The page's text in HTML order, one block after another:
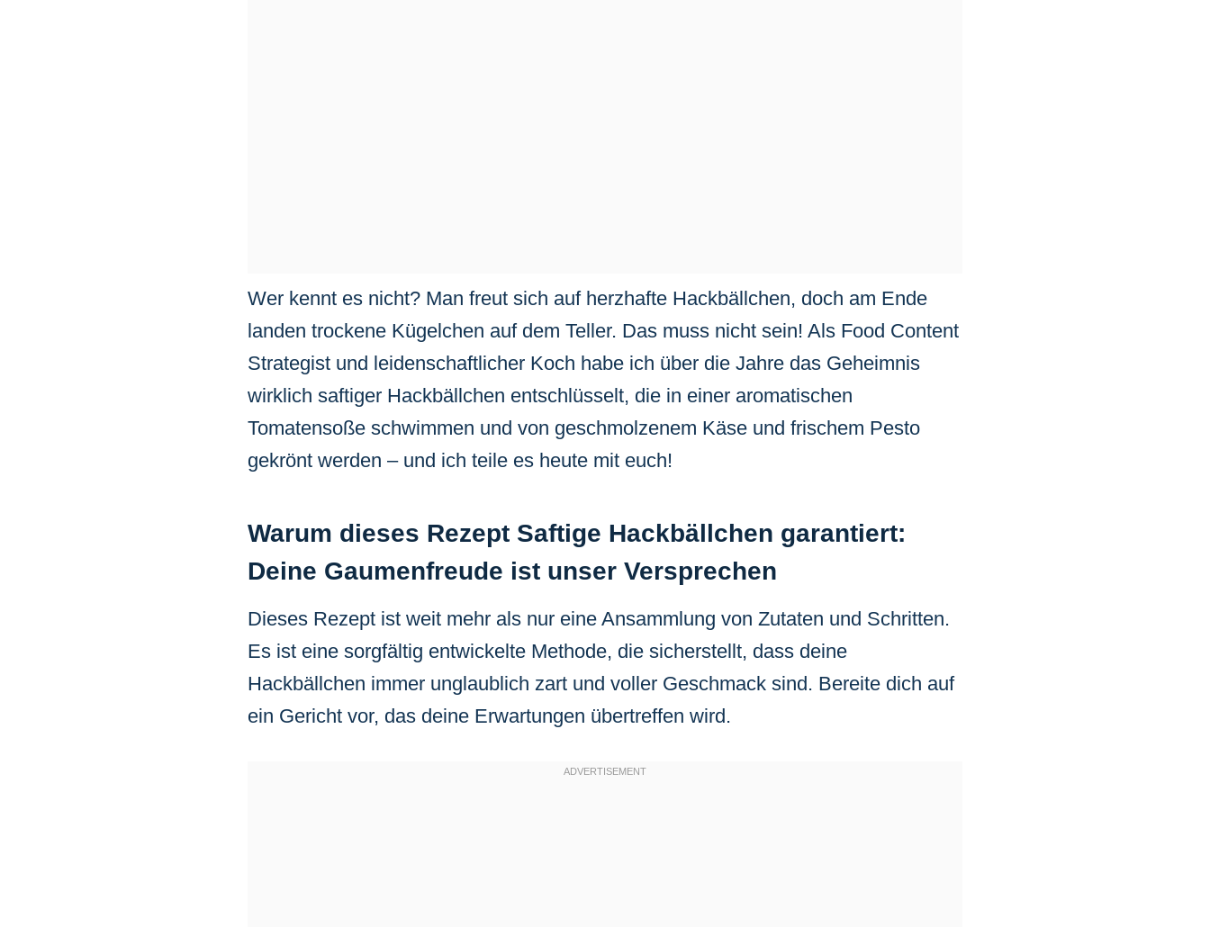
Wer kennt es nicht? Man freut sich auf herzhafte Hackbällchen, doch am Ende
landen trockene Kügelchen auf dem Teller. Das muss nicht sein! Als Food Content
Strategist und leidenschaftlicher Koch habe ich über die Jahre das Geheimnis
wirklich saftiger Hackbällchen entschlüsselt, die in einer aromatischen
Tomatensoße schwimmen und von geschmolzenem Käse und frischem Pesto
gekrönt werden – und ich teile es heute mit euch!
Warum dieses Rezept Saftige Hackbällchen garantiert:
Deine Gaumenfreude ist unser Versprechen
Dieses Rezept ist weit mehr als nur eine Ansammlung von Zutaten und Schritten.
Es ist eine sorgfältig entwickelte Methode, die sicherstellt, dass deine
Hackbällchen immer unglaublich zart und voller Geschmack sind. Bereite dich auf
ein Gericht vor, das deine Erwartungen übertreffen wird.